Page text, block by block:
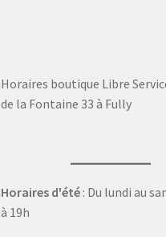
Horaires boutique Libre
de la Fontaine 33 à Fully
Horaires d'été : Du lundi au
à 19h